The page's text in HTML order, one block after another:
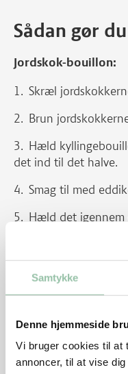
Samtykke
Denne hjemmeside
Vi bruger cookies til at
annoncer, til at vise
Sådan gør du
Jordskok-bouillon:
Skræl
Brun
Hæld
det ind til det halve.
Smag til med
Hæld det igennem
Bagte jordskokker:
Sæt ovnen på 225
Fordel olie og salt
Sæt så varmen